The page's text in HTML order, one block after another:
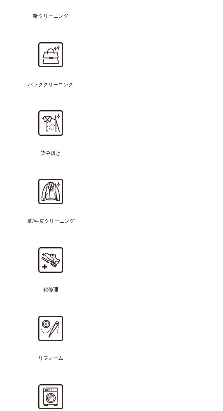
靴クリーニング
バッグクリーニング
染み抜き
革/毛皮クリーニング
靴修理
リフォーム